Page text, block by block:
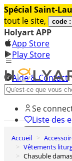
Spécial Saint-
tout le site,
code :
Holyart APP
App Store
Play Store
Aide & Contact
Découvrez
Se
Liste des
0
Panier
Accueil
Vêtements
Chasuble